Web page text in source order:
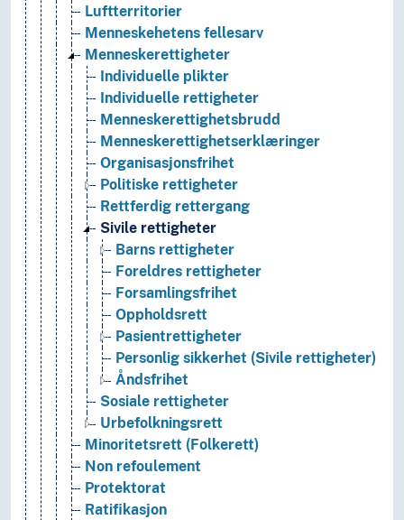
Luftterritorier
Menneskehetens fellesarv
Menneskerettigheter
Individuelle plikter
Individuelle rettigheter
Menneskerettighetsbrudd
Menneskerettighetserklæringer
Organisasjonsfrihet
Politiske rettigheter
Rettferdig rettergang
Sivile rettigheter
Barns rettigheter
Foreldres rettigheter
Forsamlingsfrihet
Oppholdsrett
Pasientrettigheter
Personlig sikkerhet (Sivile rettigheter)
Åndsfrihet
Sosiale rettigheter
Urbefolkningsrett
Minoritetsrett (Folkerett)
Non refoulement
Protektorat
Ratifikasjon